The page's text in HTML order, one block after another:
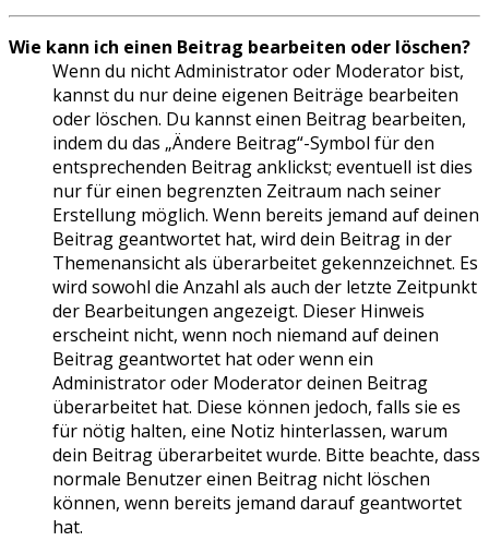
Wie kann ich einen Beitrag bearbeiten oder löschen?
Wenn du nicht Administrator oder Moderator bist,
kannst du nur deine eigenen Beiträge bearbeiten
oder löschen. Du kannst einen Beitrag bearbeiten,
indem du das „Ändere Beitrag“-Symbol für den
entsprechenden Beitrag anklickst; eventuell ist dies
nur für einen begrenzten Zeitraum nach seiner
Erstellung möglich. Wenn bereits jemand auf deinen
Beitrag geantwortet hat, wird dein Beitrag in der
Themenansicht als überarbeitet gekennzeichnet. Es
wird sowohl die Anzahl als auch der letzte Zeitpunkt
der Bearbeitungen angezeigt. Dieser Hinweis
erscheint nicht, wenn noch niemand auf deinen
Beitrag geantwortet hat oder wenn ein
Administrator oder Moderator deinen Beitrag
überarbeitet hat. Diese können jedoch, falls sie es
für nötig halten, eine Notiz hinterlassen, warum
dein Beitrag überarbeitet wurde. Bitte beachte, dass
normale Benutzer einen Beitrag nicht löschen
können, wenn bereits jemand darauf geantwortet
hat.